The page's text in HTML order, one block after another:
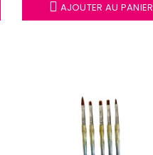
AJOUTER AU PANIER